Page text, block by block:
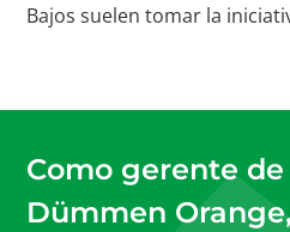
Bajos suelen tomar la
Como gerente
Dümmen